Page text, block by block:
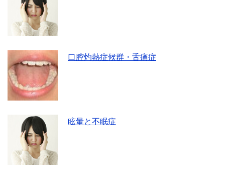
口腔灼熱症候群・舌痛症
眩暈と不眠症